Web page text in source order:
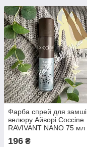
Фарба спрей для
велюру Айворі Coccine
RAVIVANT NANO 75 мл
196 ₴